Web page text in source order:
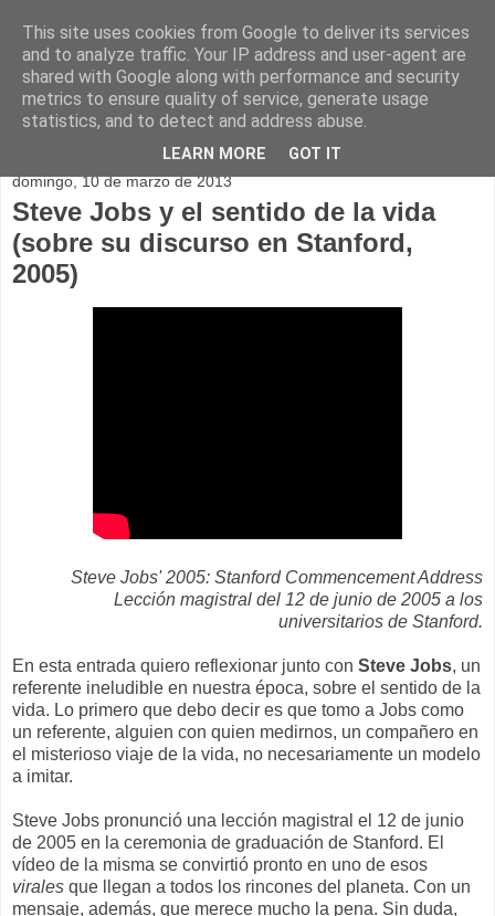
domingo, 10 de marzo de 2013
Steve Jobs y el sentido de la vida
(sobre su discurso en Stanford,
2005)
Steve Jobs' 2005: Stanford Commencement Address
Lección magistral del 12 de junio de 2005 a los
universitarios de Stanford.
En esta entrada quiero reflexionar junto con Steve Jobs, un
referente ineludible en nuestra época, sobre el sentido de la
vida. Lo primero que debo decir es que tomo a Jobs como
un referente, alguien con quien medirnos, un compañero en
el misterioso viaje de la vida, no necesariamente un modelo
a imitar.
Steve Jobs pronunció una lección magistral el 12 de junio
de 2005 en la ceremonia de graduación de Stanford. El
vídeo de la misma se convirtió pronto en uno de esos
virales que llegan a todos los rincones del planeta. Con un
mensaje, además, que merece mucho la pena. Sin duda,
This site uses cookies from Google to deliver its services
and to analyze traffic. Your IP address and user-agent are
shared with Google along with performance and security
metrics to ensure quality of service, generate usage
statistics, and to detect and address abuse.
LEARN MORE GOT IT